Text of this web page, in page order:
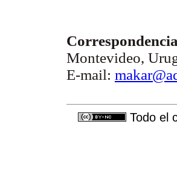
Montevideo,
E-mail:
Todo el